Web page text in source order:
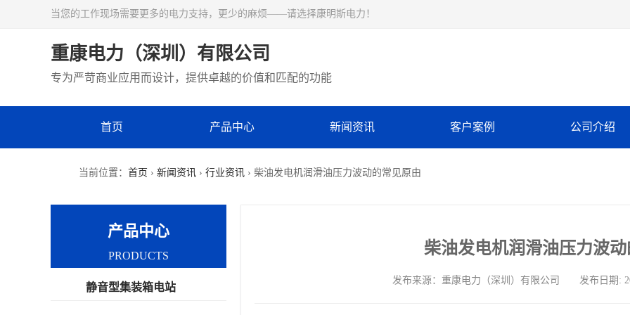
当您的工作现场需要更多的电力支持，更少的麻烦——请选择康明斯电力！
重康电力（深圳）有限公司
专为严苛商业应用而设计，提供卓越的价值和匹配的功能
首页 产品中心 新闻资讯 客户案例 公司介绍
当前位置： 首页 › 新闻资讯 › 行业资讯 › 柴油发电机润滑油压力波动的常见原由
柴油发电机润滑油压力波
发布来源：重康电力（深圳）有限公司 发布日期:
产品中心
PRODUCTS
静音型集装箱电站